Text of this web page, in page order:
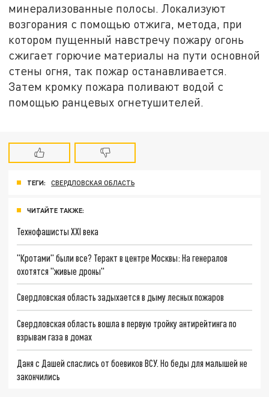
минерализованные полосы. Локализуют
возгорания с помощью отжига, метода, при
котором пущенный навстречу пожару огонь
сжигает горючие материалы на пути основной
стены огня, так пожар останавливается.
Затем кромку пожара поливают водой с
помощью ранцевых огнетушителей.
ТЕГИ: СВЕРДЛОВСКАЯ ОБЛАСТЬ
ЧИТАЙТЕ ТАКЖЕ:
Технофашисты XXI века
"Кротами" были все? Теракт в центре Москвы: На генералов
охотятся "живые дроны"
Свердловская область задыхается в дыму лесных пожаров
Свердловская область вошла в первую тройку антирейтинга по
взрывам газа в домах
Даня с Дашей спаслись от боевиков ВСУ. Но беды для малышей не
закончились